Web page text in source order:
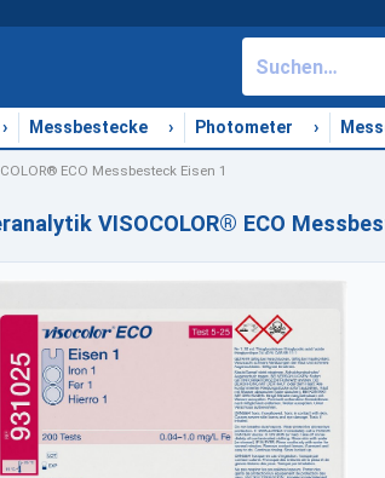
› Messbestecke › Photometer ›
ECO Messbesteck Eisen 1
VISOCOLOR® ECO